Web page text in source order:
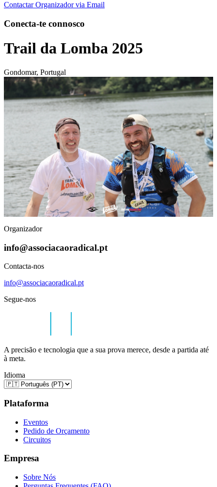
Contactar Organizador via Email
Conecta-te connosco
Trail da Lomba 2025
Gondomar, Portugal
Organizador
info@associacaoradical.pt
Contacta-nos
info@associacaoradical.pt
Segue-nos
A precisão e tecnologia que a sua prova merece, desde a partida até
à meta.
Idioma
Plataforma
Eventos
Pedido de Orçamento
Circuitos
Empresa
Sobre Nós